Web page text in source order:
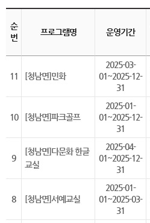
순
번
프로그램명 운영기간
11 [청남면]민화
2025-03-
01~2025-12-
31
10 [청남면]파크골프
2025-01-
01~2025-12-
31
9
[청남면]다문화 한글
교실
2025-04-
01~2025-12-
31
8 [청남면]서예교실
2025-01-
01~2025-03-
31